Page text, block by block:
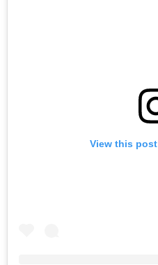
View this